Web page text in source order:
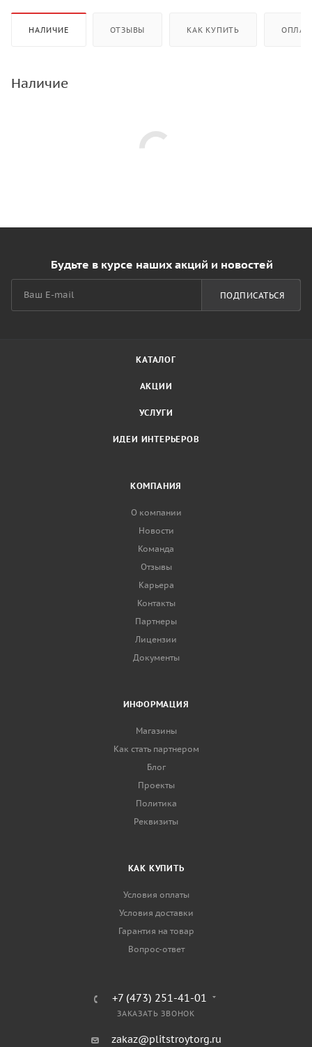
НАЛИЧИЕ ОТЗЫВЫ КАК КУПИТЬ
Наличие
Будьте в курсе наших акций и новостей
ПОДПИСАТЬСЯ
КАТАЛОГ
АКЦИИ
УСЛУГИ
ИДЕИ ИНТЕРЬЕРОВ
КОМПАНИЯ
О компании
Новости
Команда
Отзывы
Карьера
Контакты
Партнеры
Лицензии
Документы
ИНФОРМАЦИЯ
Магазины
Как стать партнером
Блог
Проекты
Политика
Реквизиты
КАК КУПИТЬ
Условия оплаты
Условия доставки
Гарантия на товар
Вопрос-ответ
+7 (473) 251-41-01
ЗАКАЗАТЬ ЗВОНОК
zakaz@plitstroytorg.ru